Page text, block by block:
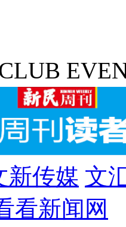
新传媒 文
看新闻网